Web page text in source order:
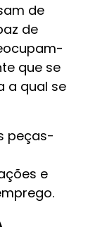
de
de
que se
a qual se
peças-
e